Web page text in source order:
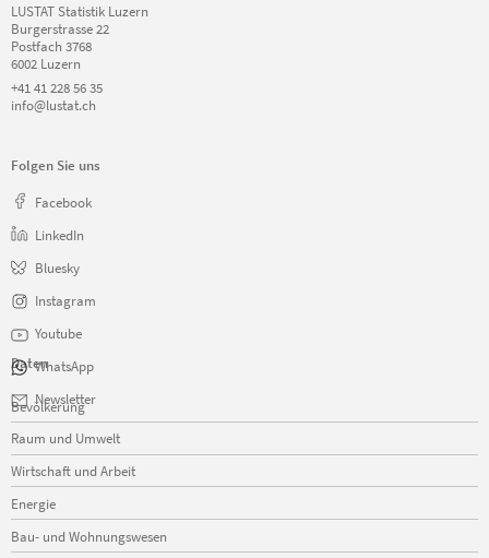
LUSTAT Statistik Luzern
Burgerstrasse 22
Postfach 3768
6002 Luzern
+41 41 228 56 35
info@lustat.ch
Folgen Sie uns
Facebook
LinkedIn
Bluesky
Instagram
Youtube
WhatsApp
Newsletter
Daten
Navigation
überspringen
Bevölkerung
Raum und Umwelt
Wirtschaft und Arbeit
Energie
Bau- und Wohnungswesen